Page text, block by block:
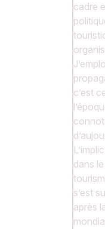
cadre
c’est
dans
s’est
après